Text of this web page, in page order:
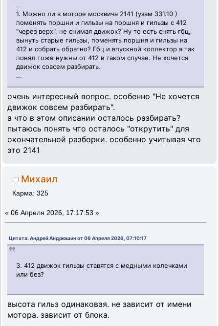
..
1. Можно ли в моторе москвича 2141 (узам 331.10 )
поменять поршни и гильзы на поршня и гильзы с 412
"через верх", не снимая движок? Ну то есть снять гбц,
вынуть старые гильзы, поменять поршня и гильзы на
412 и собрать обратно? Гбц и впускной коллектор я так
понял тоже нужны от 412 в таком случае. Не хочется
движок совсем разбирать.
...
очень интересный вопрос. особенно "Не хочется
движок совсем разбирать".
а что в этом описании осталось разбирать?
пытаюсь понять что осталось "открутить" для
окончательной разборки. особенно учитывая что
это 2141
Михаил
Карма: 325
« 06 Апреля 2026, 17:17:53 »
Цитата: Андрей Андрюшин от 06 Апреля 2026, 07:10:17
3. 412 движок гильзы ставятся с медными колечками
или без?
высота гильз одинаковая. не зависит от имени
мотора. зависит от блока.